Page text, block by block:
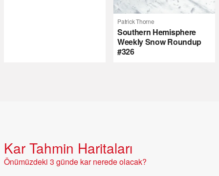
Patrick Thorne
Southern Hemisphere
Weekly Snow Roundup
#326
Kar Tahmin Haritaları
önümüzdeki 3 günde kar nerede olacak?